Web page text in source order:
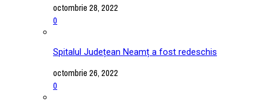
octombrie 28, 2022
0
Spitalul Județean Neamț a fost redeschis
octombrie 26, 2022
0